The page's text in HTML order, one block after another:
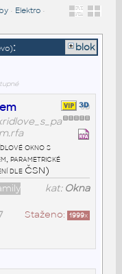
• Elektro•
: blok
okno s
parametrické
dle ČSN)
kat: Okna
Staženo: 1999x